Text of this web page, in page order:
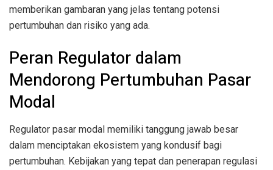
memberikan gambaran yang jelas tentang potensi
pertumbuhan dan risiko yang ada.
Peran Regulator dalam
Mendorong Pertumbuhan Pasar
Modal
Regulator pasar modal memiliki tanggung jawab besar
dalam menciptakan ekosistem yang kondusif bagi
pertumbuhan. Kebijakan yang tepat dan penerapan regulasi